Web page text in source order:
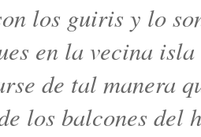
los guiris y lo
en la vecina
de tal manera
los balcones del